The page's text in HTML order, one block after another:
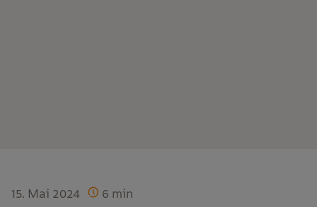
15. Mai 2024 6 min